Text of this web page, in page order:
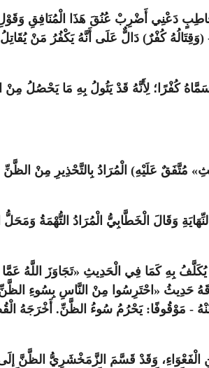
دَعْنِي أَضْرِبْ عُنُقَ هَذَا الْمُنَافِقِ
كُفْرٌ) دَالٌّ عَلَى أَنَّهُ يَكْفُرُ مَنْ
وَسَمَّاهُ كُفْرًا؛ لِأَنَّهُ قَدْ يَئُولُ بِهِ مَا يَحْصُلُ
عَلَيْهِ) الْمُرَادُ بِالتَّحْذِيرِ مِنْ
وَقَالَ الْخَطَّابِيُّ الْمُرَادُ التُّهْمَةُ وَمَحَلُّ
بِهِ كَمَا فِي الْحَدِيثِ «تَجَاوَزَ اللَّهُ عَمَّا
حَدِيثُ «احْتَرِسُوا مِنْ النَّاسِ بِسُوءِ
- مَوْقُوفًا: يَحْرُمُ سُوءُ الظَّنِّ. أَخْرَجَهُ
الْفَعْوَاءِ، وَقَدْ قَسَّمَ الزَّمَخْشَرِيُّ الظَّنَّ